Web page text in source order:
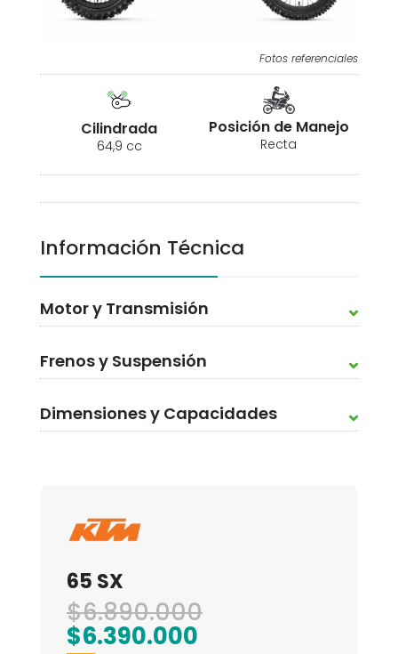
Fotos referenciales
Cilindrada
64,9 cc
Posición de Manejo
Recta
Información Técnica
Motor y Transmisión
Frenos y Suspensión
Dimensiones y Capacidades
65 SX
$6.890.000El
$6.390.000El